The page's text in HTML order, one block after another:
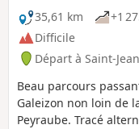
35,61 km
+1
Difficile
Départ à Saint-
Beau parcours
Galeizon non loin de
Peyraube. Tracé